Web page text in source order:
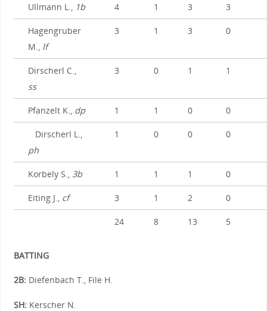
Ullmann L., 1b 4 1 3 3
Hagengruber
M., lf
3 1 3 0
Dirscherl C.,
ss
3 0 1 1
Pfanzelt K., dp 1 1 0 0
Dirscherl L.,
ph
1 0 0 0
Korbely S., 3b 1 1 1 0
Eiting J., cf 3 1 2 0
24 8 13 5
BATTING
2B:Diefenbach T., File H.
SH:Kerscher N.